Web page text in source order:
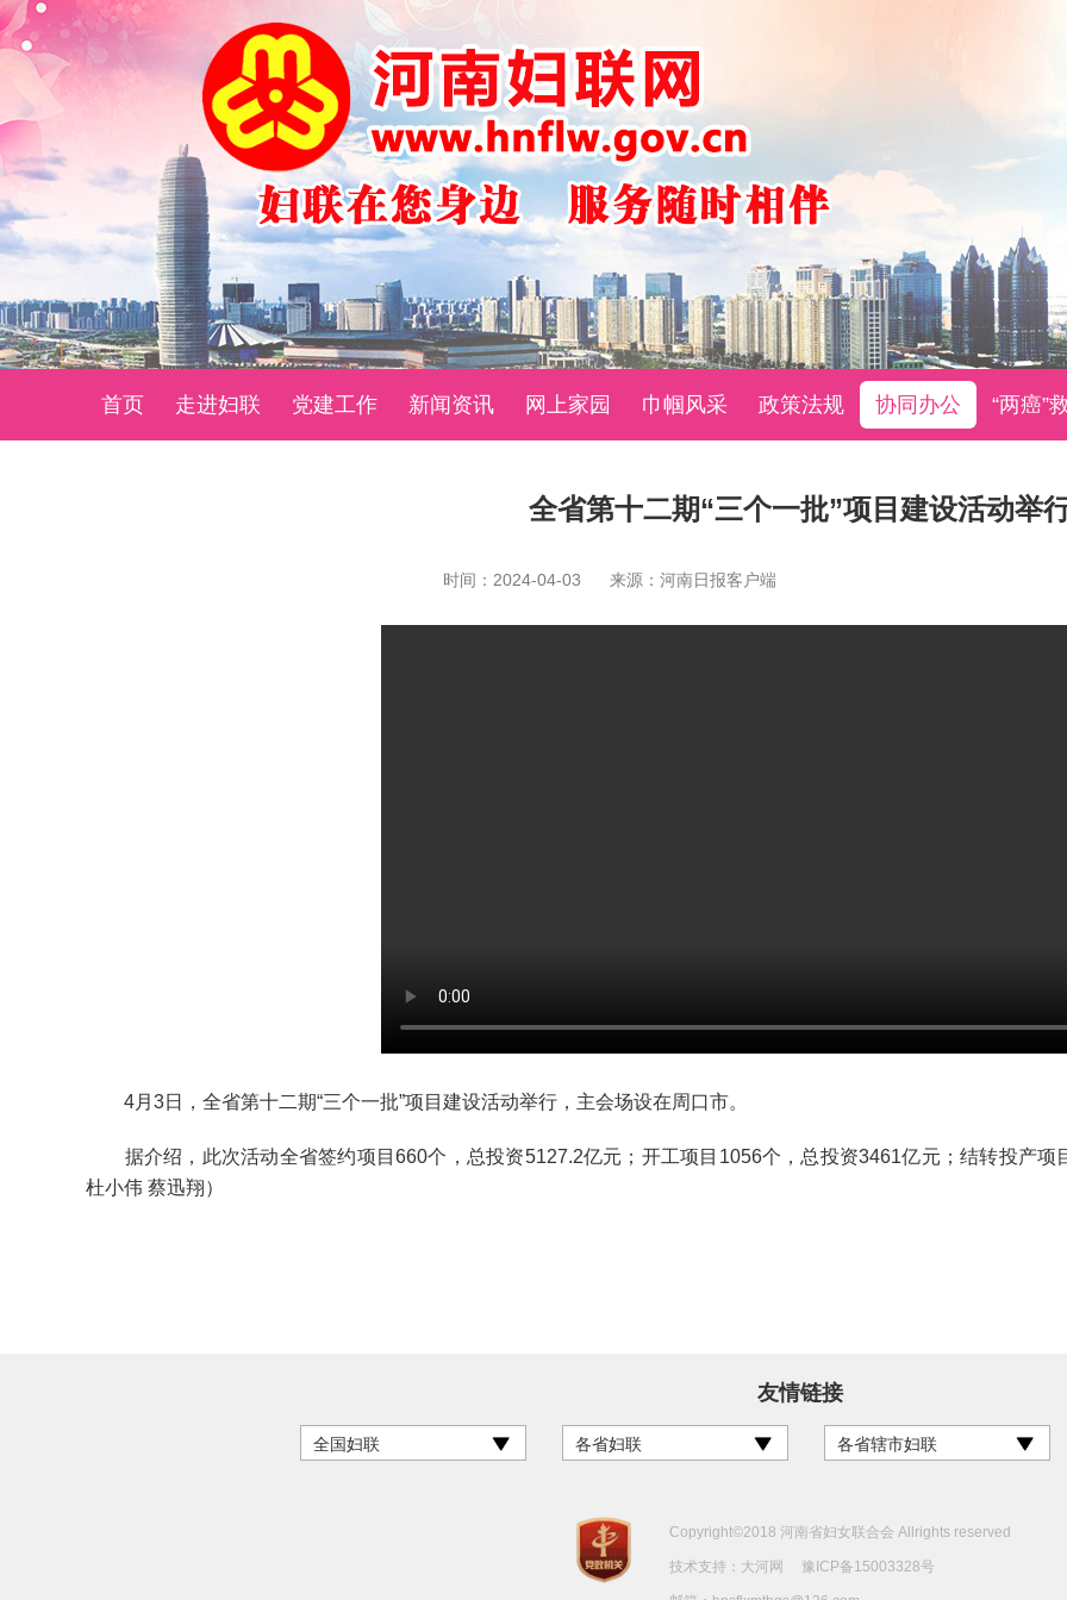
首页 走进妇联 党建工作 新闻资讯 网上家园 巾帼风采 政策法规 协同办公 “两癌”
全省第十二期“三个一批”项目建设活动举
时间：2024-04-03 来源：河南日报客户端
4月3日，全省第十二期“三个一批”项目建设活动举行，主会场设在周口市。
据介绍，此次活动全省签约项目660个，总投资5127.2亿元；开工项目1056个，总投资3461亿元；结转投产项
杜小伟 蔡迅翔）
友情链接
全国妇联 各省妇联 各省辖市妇联
Copyright©2018 河南省妇女联合会 Allrights reserved
技术支持： 大河网 豫ICP备15003328号